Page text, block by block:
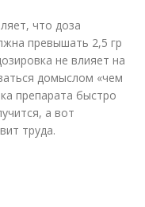
что доза
превышать 2,5 гр
не влияет на
домыслом «чем
препарата быстро
а вот
труда.